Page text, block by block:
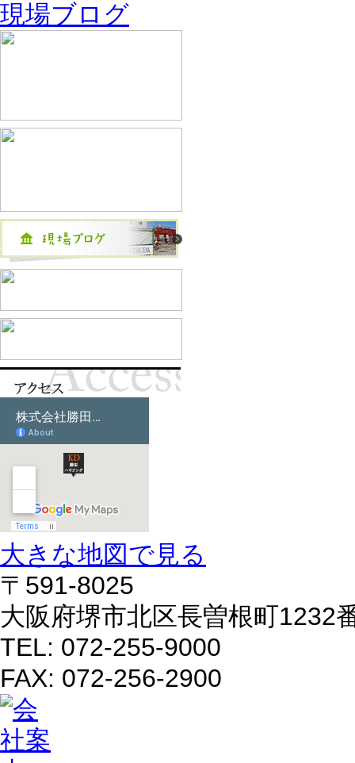
現場ブログ
大きな地図で見る
〒591-8025
大阪府堺市北区長曽根町1232
TEL: 072-255-9000
FAX: 072-256-2900